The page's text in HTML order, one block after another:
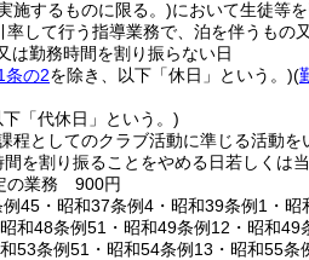
施するものに限る。)において生徒等
して行う指導業務で、泊を伴うも
は勤務時間を割り振らない日
条の2を除き、以下「休日」という。)(
「代休日」という。)
程としてのクラブ活動に準じる活動を
を割り振ることをやめる日若しく
の業務 900円
45・昭和37条例4・昭和39条例1・
和48条例51・昭和49条例12・昭和
53条例51・昭和54条例13・昭和55